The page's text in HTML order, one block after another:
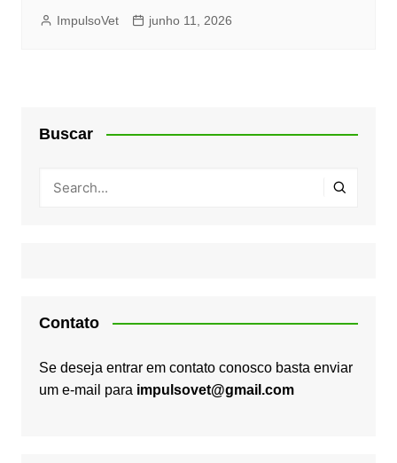
ImpulsoVet junho 11, 2026
Buscar
Contato
Se deseja entrar em contato conosco basta enviar
um e-mail para impulsovet@gmail.com